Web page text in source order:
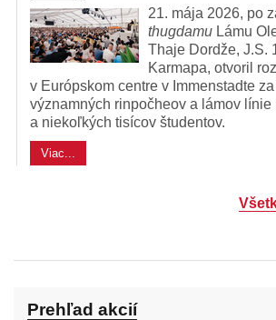
21. mája 2026, po
thugdamu Lámu
Thaje Dordže, J.S.
Karmapa, otvoril
v Európskom centre v Immenstadte
významných rinpočheov a lámov línie
a niekoľkých tisícov študentov.
Viac...
Prehľad akcií